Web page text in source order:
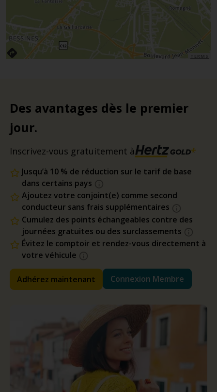
Des avantages dès le premier
jour.
Inscrivez-vous gratuitement à
Jusqu’à 10 % de réduction sur le tarif de base
dans certains pays
Ajoutez votre conjoint(e) comme second
conducteur sans frais supplémentaires
Cumulez des points échangeables contre des
journées gratuites ou des surclassements
Évitez le comptoir et rendez-vous directement à
votre véhicule
Adhérez maintenant Connexion Membre